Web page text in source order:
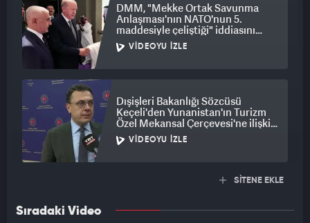
DMM, "Mekke Ortak Savunma
Anlaşması'nın NATO'nun 5.
maddesiyle çeliştiği" iddiasını
yalanladı
VIDEOYU İZLE
Dışişleri Bakanlığı Sözcüsü
Keçeli'den Yunanistan'ın Turizm
Özel Mekansal Çerçevesi'ne ilişkin
açıklama
VIDEOYU İZLE
SİTENE EKLE
Sıradaki Video